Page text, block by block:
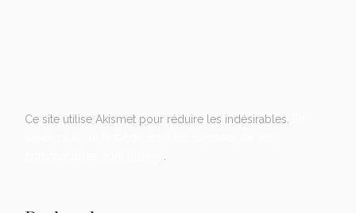
Ce site utilise Akismet pour réduire les indésirables.